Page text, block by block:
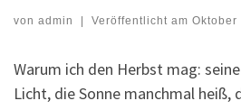
von admin | Veröffentlicht am Oktober
Warum ich den Herbst mag:
Licht, die Sonne manchmal heiß,